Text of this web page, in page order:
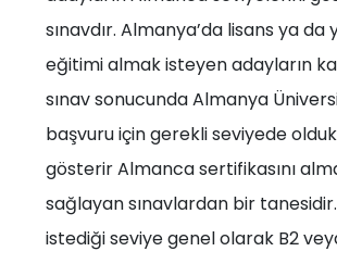
sınavdır. Almanya’da lisans ya da
eğitimi almak isteyen adayların
sınav sonucunda Almanya
başvuru için gerekli seviyede
gösterir Almanca sertifikasını
sağlayan sınavlardan bir
istediği seviye genel olarak B2